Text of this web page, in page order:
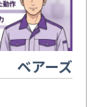
ベアーズ